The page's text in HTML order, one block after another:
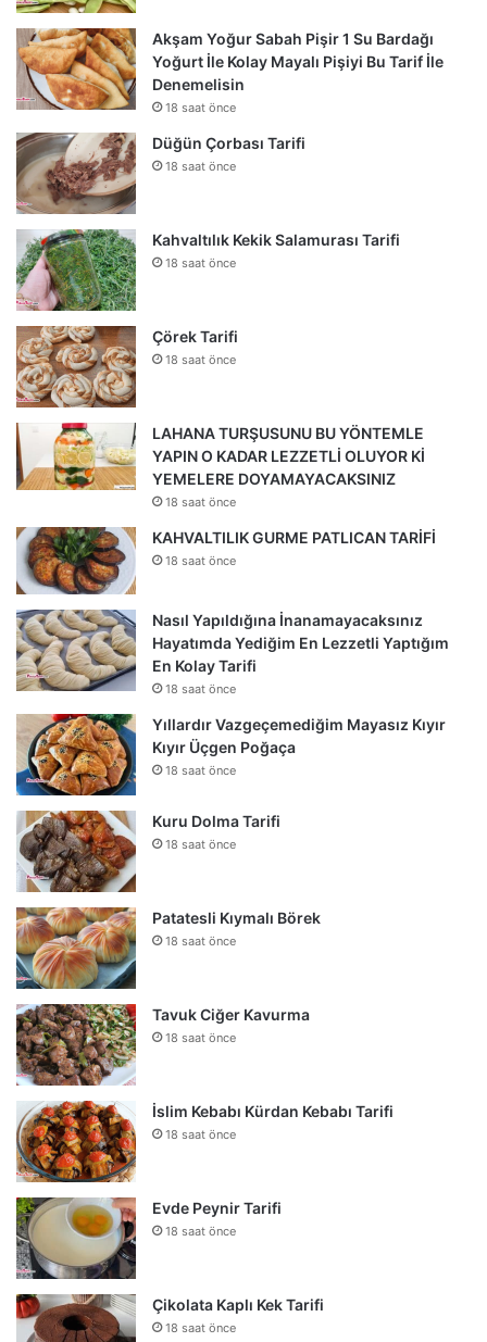
Akşam Yoğur Sabah Pişir 1 Su Bardağı
Yoğurt İle Kolay Mayalı Pişiyi Bu Tarif İle
Denemelisin
18 saat önce
Düğün Çorbası Tarifi
18 saat önce
Kahvaltılık Kekik Salamurası Tarifi
18 saat önce
Çörek Tarifi
18 saat önce
LAHANA TURŞUSUNU BU YÖNTEMLE
YAPIN O KADAR LEZZETLİ OLUYOR Kİ
YEMELERE DOYAMAYACAKSINIZ
18 saat önce
KAHVALTILIK GURME PATLICAN TARİFİ
18 saat önce
Nasıl Yapıldığına İnanamayacaksınız
Hayatımda Yediğim En Lezzetli Yaptığım
En Kolay Tarifi
18 saat önce
Yıllardır Vazgeçemediğim Mayasız Kıyır
Kıyır Üçgen Poğaça
18 saat önce
Kuru Dolma Tarifi
18 saat önce
Patatesli Kıymalı Börek
18 saat önce
Tavuk Ciğer Kavurma
18 saat önce
İslim Kebabı Kürdan Kebabı Tarifi
18 saat önce
Evde Peynir Tarifi
18 saat önce
Çikolata Kaplı Kek Tarifi
18 saat önce